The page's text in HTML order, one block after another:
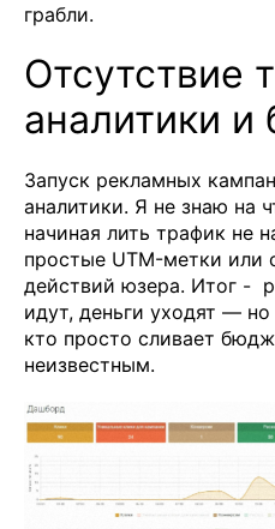
грабли.
Отсутствие
аналитики и
Запуск рекламных
аналитики. Я не знаю на
начиная лить трафик не
простые UTM-метки или
действий юзера. Итог -
идут, деньги уходят —
кто просто сливает
неизвестным.